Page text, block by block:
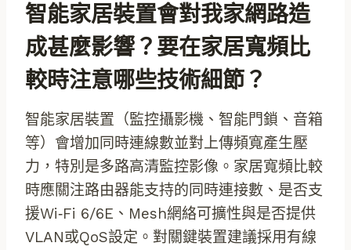
智能家居裝置會對我家網路造
成甚麼影響？要在家居寬頻比
較時注意哪些技術細節？
智能家居裝置（監控攝影機、智能門鎖、音箱
等）會增加同時連線數並對上傳頻寬產生壓
力，特別是多路高清監控影像。家居寬頻比較
時應關注路由器能支持的同時連接數、是否支
援Wi‑Fi 6/6E、Mesh網絡可擴性與是否提供
VLAN或QoS設定。對關鍵裝置建議採用有線